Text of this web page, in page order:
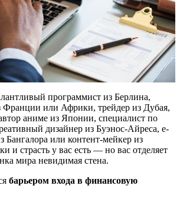
программист из Берлина,
Франции или Африки, трейдер из Дубая,
аниме из Японии, специалист по
дизайнер из Буэнос-Айреса, e-
Бангалора или контент-мейкер из
и страсть у вас есть — но вас отделяет
мира невидимая стена.
барьером входа в финансовую